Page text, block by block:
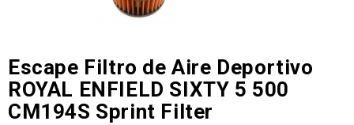
Escape Filtro de Aire Deportivo
ROYAL ENFIELD SIXTY 5 500
CM194S Sprint Filter